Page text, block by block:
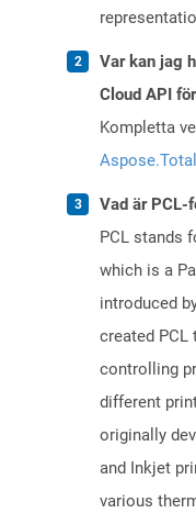
Var kan jag
Cloud API
Kompletta
Vad är PCL-
PCL stands
which is a
introduced
created
controlling
different
originally
and Inkjet
various